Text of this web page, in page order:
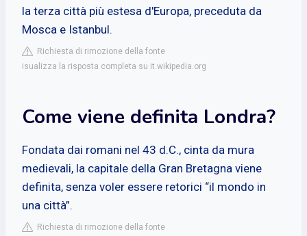
la terza città più estesa d'Europa, preceduta da
Mosca e Istanbul.
Richiesta di rimozione della fonte
isualizza la risposta completa su it.wikipedia.org
Come viene definita Londra?
Fondata dai romani nel 43 d.C., cinta da mura
medievali, la capitale della Gran Bretagna viene
definita, senza voler essere retorici “il mondo in
una città”.
Richiesta di rimozione della fonte